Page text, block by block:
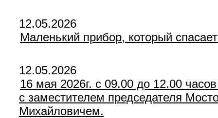
12.05.2026
Маленький прибор, который
12.05.2026
16 мая 2026г. с 09.00 до 12.00
с заместителем председателя
Михайловичем.